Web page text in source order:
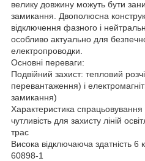
велику довжину можуть бути
замикання. Двополюсна
відключення фазного і
особливо актуально для
електропроводки.
Основні переваги:
Подвійний захист: тепловий
перевантаження) і
замикання)
Характеристика
чутливість для захисту ліній
трас
Висока відключаюча здатність 6
60898-1